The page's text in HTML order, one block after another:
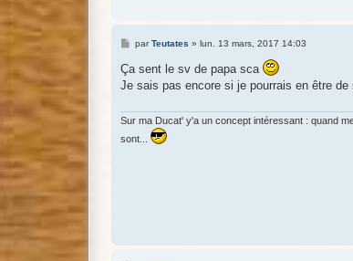
M
s
s
a
parTeutates » lun. 13 mars, 2017 14:03
Ça sent le sv de papa sca
Je sais pas encore si je pourrais en être
Sur ma Ducat' y'a un concept intéressant : quand
sont...